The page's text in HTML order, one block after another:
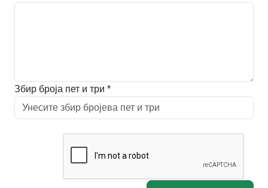
Збир броја пет и три *